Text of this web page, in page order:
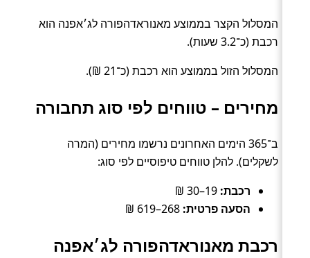
המסלול הקצר בממוצע מאנוראדהפורה לג׳אפנה הוא
רכבת (כ־3.2 שעות).
המסלול הזול בממוצע הוא רכבת (כ־21 ₪).
מחירים – טווחים לפי סוג תחבורה
ב־365 הימים האחרונים נרשמו מחירים (המרה
לשקלים). להלן טווחים טיפוסיים לפי סוג:
רכבת:
הסעה פרטית:
רכבת מאנוראדהפורה לג׳אפנה